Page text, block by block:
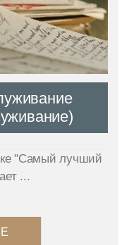
"Самый лучший
...